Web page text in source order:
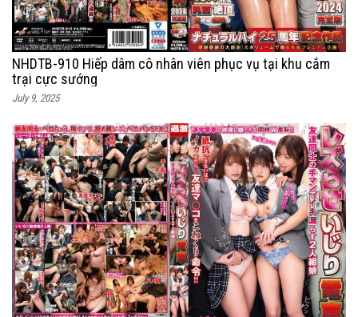
NHDTB-910 Hiếp dâm cô nhân viên phục vụ tại khu cắm
trại cực sướng
July 9, 2025